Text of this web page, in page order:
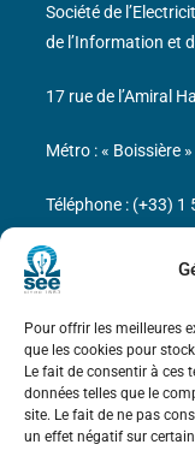
Pour offrir les meilleures
que les cookies pour
Le fait de consentir à ces
données telles que le
site. Le fait de ne pas
un effet négatif sur
Bicentenaire
Marie
Mentions
Société de
de l’Information et
17 rue de l’Amiral
Métro : « Boissière
Téléphone : (+33) 1
N° de SIREN : 785
communautaire :